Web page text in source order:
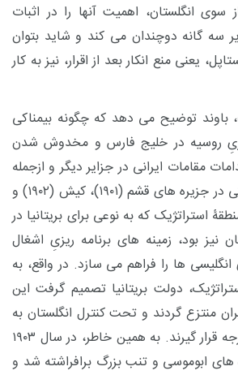
سوی انگلستان، اهمیت آنها را در اثبات
سه گانه دوچندان می کند و شاید بتوان
یعنی منع انکار بعد از اقرار، نیز به کار
توضیح می دهد که چگونه بیمناکی
روسیه در خلیج فارس و مخدوش شدن
مقامات ایرانی در جزایر دیگر و ازجمله
ایجاد پست های گمرکی در جزیره های قشم (۱۹۰۱)، کیش (۱۹۰۲) و
این منطقۀ استراتژیک که به نوعی برای بریتانیا در
بود، زمینه های برنامه ریزیِ اشغال
ها را فراهم می سازد. در واقع، به
دولت بریتانیا تصمیم گرفت این
منتزع گردند و تحت کنترل انگلستان به
عنوان حامی شیخ شارجه قرار گیرند. به همین خاطر، در سال ۱۹۰۳
ابوموسی و تنب بزرگ برافراشته شد و